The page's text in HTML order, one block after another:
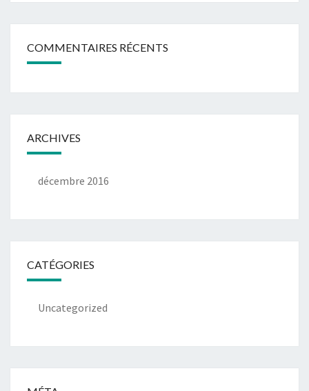
COMMENTAIRES RÉCENTS
ARCHIVES
décembre 2016
CATÉGORIES
Uncategorized